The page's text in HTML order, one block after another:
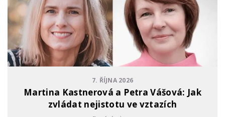
7. ŘÍJNA 2026
Martina Kastnerová a Petra Vášová: Jak
zvládat nejistotu ve vztazích